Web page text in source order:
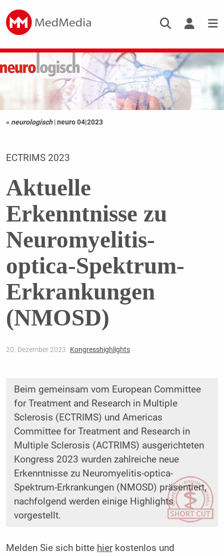
« neurologisch |neuro 04|2023
ECTRIMS 2023
Aktuelle
Erkenntnisse zu
Neuromyelitis-
optica-Spektrum-
Erkrankungen
(NMOSD)
20. Dezember 2023 Kongresshighlights
Beim gemeinsam vom European Committee
for Treatment and Research in Multiple
Sclerosis (ECTRIMS) und Americas
Committee for Treatment and Research in
Multiple Sclerosis (ACTRIMS) ausgerichteten
Kongress 2023 wurden zahlreiche neue
Erkenntnisse zu Neuromyelitis-optica-
Spektrum-Erkrankungen (NMOSD) präsentiert,
nachfolgend werden einige Highlights
vorgestellt.
Melden Sie sich bitte hierkostenlos und